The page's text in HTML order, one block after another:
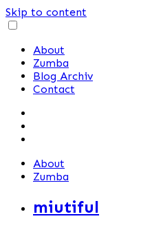
Skip to content
About
Zumba
Blog Archiv
Contact
About
Zumba
miutiful